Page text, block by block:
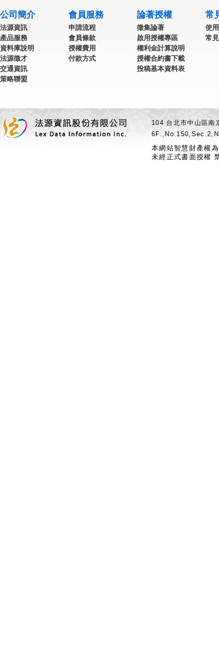
公司簡介
法源資訊
產品服務
資料庫說明
法源徵才
交通資訊
策略聯盟
會員服務
申請流程
會員條款
授權費用
付款方式
論著授權
徵集論著
啟用授權專區
權利金計算說明
授權合約書下載
投稿基本資料表
常
使
常
104 台北市中山區
本網站智慧財產權
未經正式書面授權